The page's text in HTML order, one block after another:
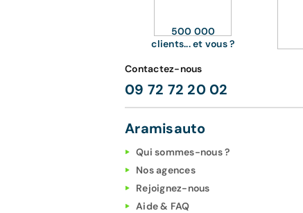
500 000
clients... et vous ?
Contactez-nous
09 72 72 20 02
Aramisauto
Qui sommes-nous ?
Nos agences
Rejoignez-nous
Aide & FAQ